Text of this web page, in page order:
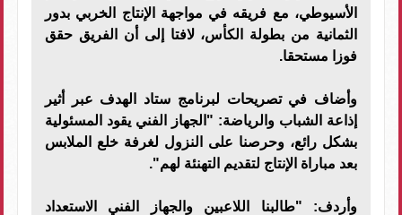
الأسيوطي، مع فريقه في مواجهة الإنتاج الخربي بدور
الثمانية من بطولة الكأس، لافتا إلى أن الفريق حقق
فوزا مستحقا.
وأضاف في تصريحات لبرنامج ستاد الهدف عبر أثير
إذاعة الشباب والرياضة: "الجهاز الفني يقود المسئولية
بشكل رائع، وحرصنا على النزول لغرفة خلع الملابس
بعد مباراة الإنتاج لتقديم التهنئة لهم".
وأردف: "طالبنا اللاعبين والجهاز الفني الاستعداد